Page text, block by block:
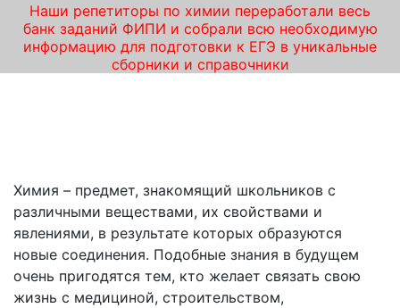
Наши репетиторы по химии переработали весь
банк заданий ФИПИ и собрали всю необходимую
информацию для подготовки к ЕГЭ в уникальные
сборники и справочники
Химия – предмет, знакомящий школьников с
различными веществами, их свойствами и
явлениями, в результате которых образуются
новые соединения. Подобные знания в будущем
очень пригодятся тем, кто желает связать свою
жизнь с медициной, строительством,